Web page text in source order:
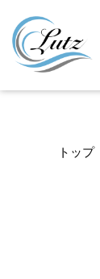
トップ